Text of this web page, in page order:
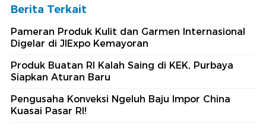
Berita Terkait
Pameran Produk Kulit dan Garmen Internasional
Digelar di JIExpo Kemayoran
Produk Buatan RI Kalah Saing di KEK, Purbaya
Siapkan Aturan Baru
Pengusaha Konveksi Ngeluh Baju Impor China
Kuasai Pasar RI!